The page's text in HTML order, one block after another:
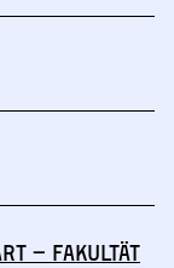
– Fakultät